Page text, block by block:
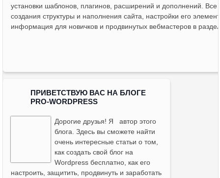
установки шаблонов, плагинов, расширений и дополнений. Все
создания структуры и наполнения сайта, настройки его
информация для новичков и продвинутых вебмастеров в
ПРИВЕТСТВУЮ ВАС НА БЛОГЕ
PRO-WORDPRESS
Дорогие друзья! Я
автор этого
блога . Здесь вы сможете найти
очень интересные статьи о том,
как создать свой блог на
Wordpress бесплатно, как его
настроить, защитить, продвинуть и заработать